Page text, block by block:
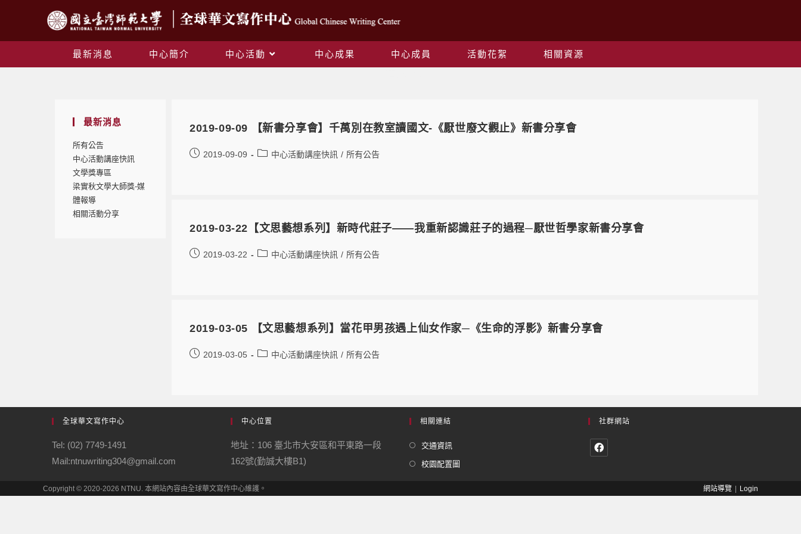
最新消息 中心簡介 中心活動 中心成果 中心成員 活動花絮
相關資源
最新消息
所有公告
中心活動講座快訊
文學獎專區
梁實秋文學大師獎-媒
體報導
相關活動分享
2019-09-09 【新書分享會】千萬別在教室讀國文-《厭世廢文觀止》新書分享會
2019-09-09 中心活動講座快訊 / 所有公告
2019-03-22【文思藝想系列】新時代莊子——我重新認識莊子的過程─厭世哲學家新書分享會
2019-03-22 中心活動講座快訊 / 所有公告
2019-03-05 【文思藝想系列】當花甲男孩遇上仙女作家─《生命的浮影》新書分享會
2019-03-05 中心活動講座快訊 / 所有公告
全球華文寫作中心
Tel: (02) 7749-1491
Mail:ntnuwriting304@gmail.com
中心位置
地址：106 臺北市大安區和平東路一段
162號(勤誠大樓B1)
相關連結
交通資訊
校園配置圖
社群網站
網站導覽 Login
Copyright © 2020-2026 NTNU. 本網站內容由全球華文寫作中心維護。